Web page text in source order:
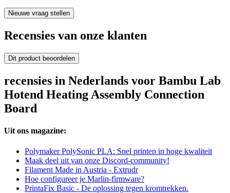
Nieuwe vraag stellen
Recensies van onze klanten
Dit product beoordelen
recensies in Nederlands voor Bambu Lab
Hotend Heating Assembly Connection
Board
Uit ons magazine:
Polymaker PolySonic PLA: Snel printen in hoge kwaliteit
Maak deel uit van onze Discord-community!
Filament Made in Austria - Extrudr
Hoe configureer je Marlin-firmware?
PrintaFix Basic - De oplossing tegen kromtrekken.